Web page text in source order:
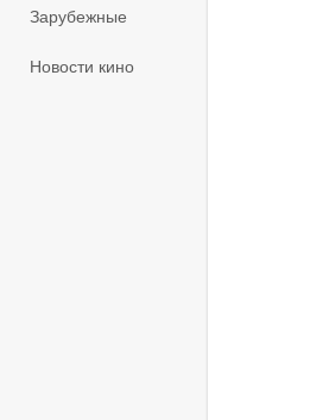
Зарубежные
Новости кино